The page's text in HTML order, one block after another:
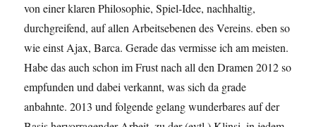
von einer klaren Philosophie, Spiel-Idee, nachhaltig,
durchgreifend, auf allen Arbeitsebenen des Vereins. eben so
wie einst Ajax, Barca. Gerade das vermisse ich am meisten.
Habe das auch schon im Frust nach all den Dramen 2012 so
empfunden und dabei verkannt, was sich da grade
anbahnte. 2013 und folgende gelang wunderbares auf der